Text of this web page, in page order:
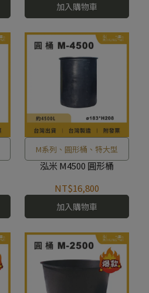
加入購物車
M系列、圓形桶、特大型
泓米 M4500 圓形桶
NT$16,800
加入購物車